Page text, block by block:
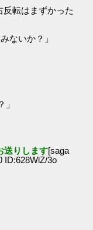
転はまずかった
ないか？」
送りします[saga
ID:628WlZ/3o